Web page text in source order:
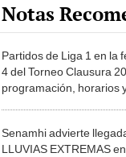
Notas
Partidos de Liga 1 en la
4 del Torneo Clausura
programación, horarios
Senamhi advierte
LLUVIAS EXTREMAS